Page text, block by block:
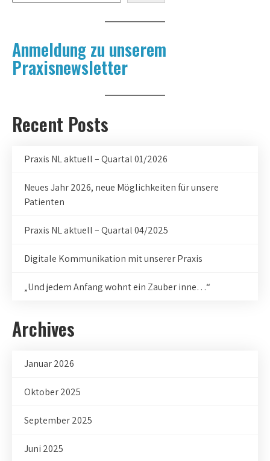
Anmeldung zu unserem
Praxisnewsletter
Recent Posts
Praxis NL aktuell – Quartal 01/2026
Neues Jahr 2026, neue Möglichkeiten für unsere
Patienten
Praxis NL aktuell – Quartal 04/2025
Digitale Kommunikation mit unserer Praxis
„Und jedem Anfang wohnt ein Zauber inne…“
Archives
Januar 2026
Oktober 2025
September 2025
Juni 2025